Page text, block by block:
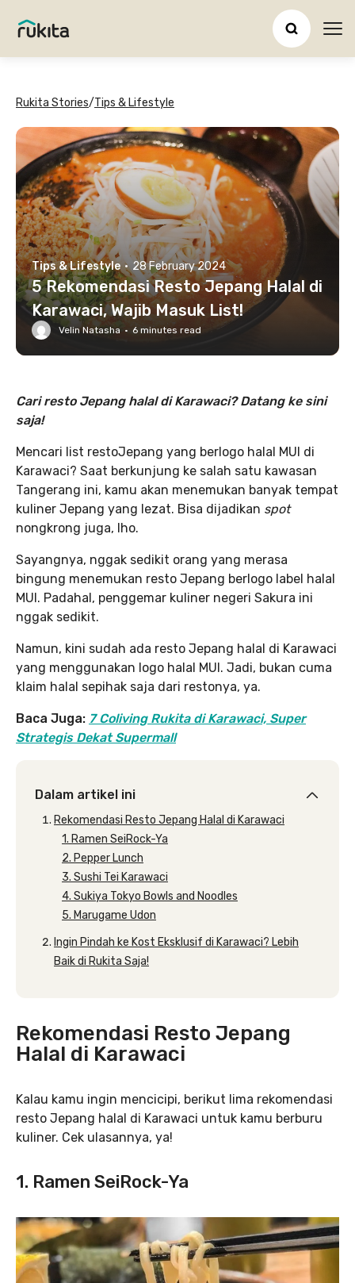
Rukita Stories/Tips & Lifestyle
Tips & Lifestyle · 28 February 2024
5 Rekomendasi Resto Jepang Halal di
Karawaci, Wajib Masuk List!
Velin Natasha · 6 minutes read
Cari resto Jepang halal di Karawaci? Datang ke sini
saja!
Mencari list restoJepang yang berlogo halal MUI di
Karawaci? Saat berkunjung ke salah satu kawasan
Tangerang ini, kamu akan menemukan banyak tempat
kuliner Jepang yang lezat. Bisa dijadikan spot
nongkrong juga, lho.
Sayangnya, nggak sedikit orang yang merasa
bingung menemukan resto Jepang berlogo label halal
MUI. Padahal, penggemar kuliner negeri Sakura ini
nggak sedikit.
Namun, kini sudah ada resto Jepang halal di Karawaci
yang menggunakan logo halal MUI. Jadi, bukan cuma
klaim halal sepihak saja dari restonya, ya.
Baca Juga: 7 Coliving Rukita di Karawaci, Super
Strategis Dekat Supermall
Dalam artikel ini
Rekomendasi Resto Jepang Halal di Karawaci
1. Ramen SeiRock-Ya
2. Pepper Lunch
3. Sushi Tei Karawaci
4. Sukiya Tokyo Bowls and Noodles
5. Marugame Udon
Ingin Pindah ke Kost Eksklusif di Karawaci? Lebih
Baik di Rukita Saja!
Rekomendasi Resto Jepang
Halal di Karawaci
Kalau kamu ingin mencicipi, berikut lima rekomendasi
resto Jepang halal di Karawaci untuk kamu berburu
kuliner. Cek ulasannya, ya!
1. Ramen SeiRock-Ya